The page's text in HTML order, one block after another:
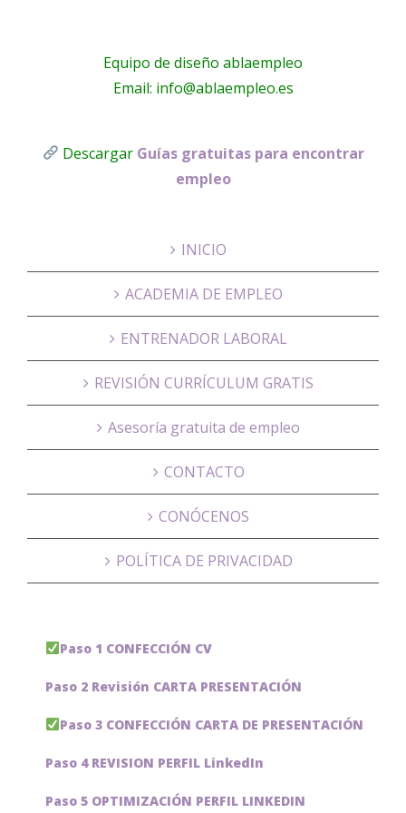
Equipo de diseño ablaempleo
Email: info@ablaempleo.es
Descargar Guías gratuitas para encontrar
empleo
INICIO
ACADEMIA DE EMPLEO
ENTRENADOR LABORAL
REVISIÓN CURRÍCULUM GRATIS
Asesoría gratuita de empleo
CONTACTO
CONÓCENOS
POLÍTICA DE PRIVACIDAD
Paso 1 CONFECCIÓN CV
Paso 2 Revisión CARTA PRESENTACIÓN
Paso 3 CONFECCIÓN CARTA DE PRESENTACIÓN
Paso 4 REVISION PERFIL LinkedIn
Paso 5 OPTIMIZACIÓN PERFIL LINKEDIN